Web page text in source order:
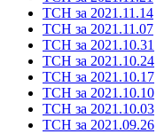
ТСН за 2021.11.14
ТСН за 2021.11.07
ТСН за 2021.10.31
ТСН за 2021.10.24
ТСН за 2021.10.17
ТСН за 2021.10.10
ТСН за 2021.10.03
ТСН за 2021.09.26